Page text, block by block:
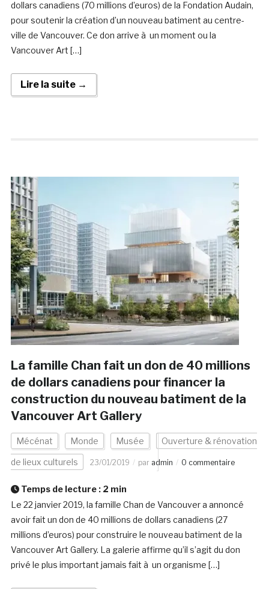
dollars canadiens (70 millions d’euros) de la Fondation Audain,
pour soutenir la création d’un nouveau batiment au centre-
ville de Vancouver. Ce don arrive à un moment ou la
Vancouver Art […]
Lire la suite →
La famille Chan fait un don de 40 millions
de dollars canadiens pour financer la
construction du nouveau batiment de la
Vancouver Art Gallery
Mécénat Monde Musée Ouverture & rénovation
de lieux culturels 23/01/2019 par admin 0 commentaire
Temps de lecture : 2 min
Le 22 janvier 2019, la famille Chan de Vancouver a annoncé
avoir fait un don de 40 millions de dollars canadiens (27
millions d’euros) pour construire le nouveau batiment de la
Vancouver Art Gallery. La galerie affirme qu’il s’agit du don
privé le plus important jamais fait à un organisme […]